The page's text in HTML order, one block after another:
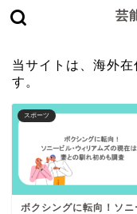
芸
当サイトは、海外
す。
スポーツ
ボクシングに転向！ソニ